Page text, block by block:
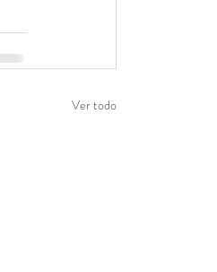
Ver todo